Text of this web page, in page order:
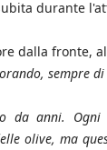
durante
dalla fronte,
sempre
da anni.
olive, ma